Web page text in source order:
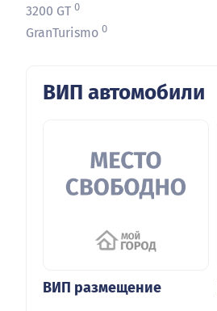
3200 GT 0
GranTurismo 0
ВИП автомобили
ВИП размещение